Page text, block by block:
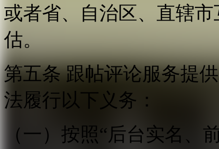
或者省、自治区、直辖
估。
第五条 跟帖评论服务提
法履行以下义务：
（一）按照“后台实名、